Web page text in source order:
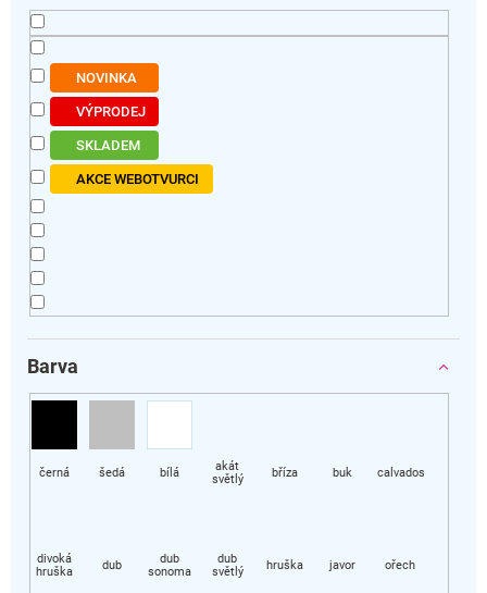
NOVINKA
VÝPRODEJ
SKLADEM
AKCE WEBOTVURCI
Barva